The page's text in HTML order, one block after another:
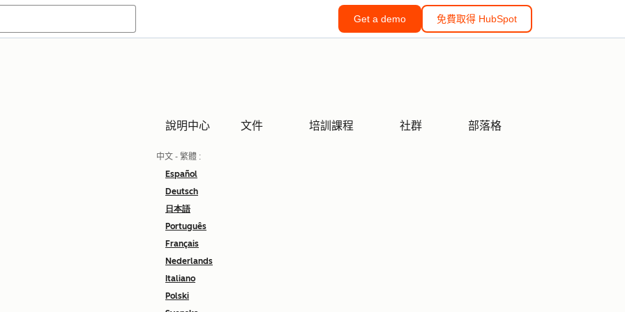
Get a demo 免費取得 HubSpot
說明中心 文件 培訓課程 社群 部落格
中文 - 繁體 :
Español
Deutsch
日本語
Português
Français
Nederlands
Italiano
Polski